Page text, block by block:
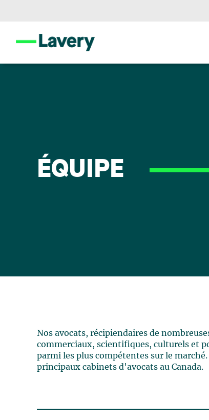
ÉQUIPE
Nos avocats, récipiendaires de
commerciaux, scientifiques, culturels et
parmi les plus compétentes sur le marché.
principaux cabinets d'avocats au Canada.